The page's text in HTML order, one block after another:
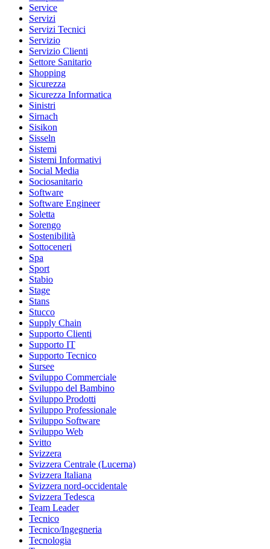
Service
Servizi
Servizi Tecnici
Servizio
Servizio Clienti
Settore Sanitario
Shopping
Sicurezza
Sicurezza Informatica
Sinistri
Sirnach
Sisikon
Sisseln
Sistemi
Sistemi Informativi
Social Media
Sociosanitario
Software
Software Engineer
Soletta
Sorengo
Sostenibilità
Sottoceneri
Spa
Sport
Stabio
Stage
Stans
Stucco
Supply Chain
Supporto Clienti
Supporto IT
Supporto Tecnico
Sursee
Sviluppo Commerciale
Sviluppo del Bambino
Sviluppo Prodotti
Sviluppo Professionale
Sviluppo Software
Sviluppo Web
Svitto
Svizzera
Svizzera Centrale (Lucerna)
Svizzera Italiana
Svizzera nord-occidentale
Svizzera Tedesca
Team Leader
Tecnico
Tecnico/Ingegneria
Tecnologia